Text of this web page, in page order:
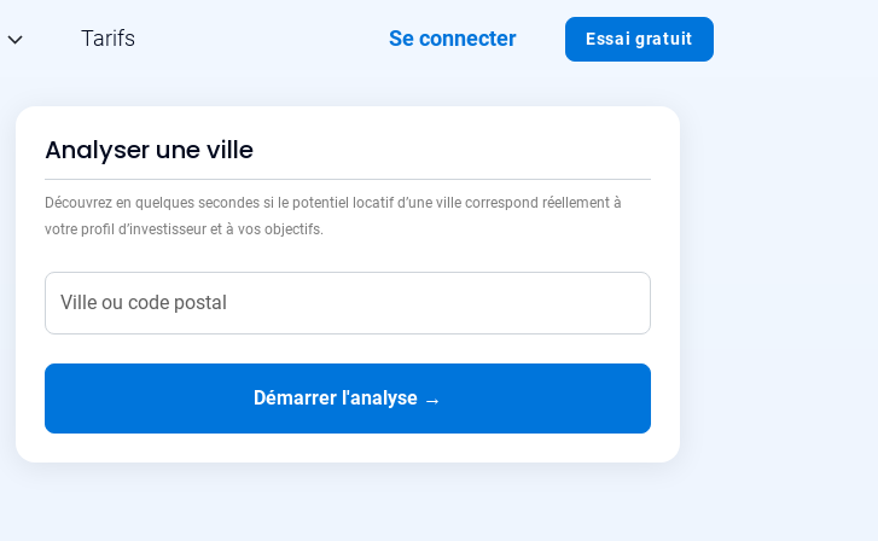
Essai gratuit
Tarifs Se connecter
Analyser une ville
Découvrez en quelques secondes si le potentiel locatif d’une ville correspond réellement à
votre profil d’investisseur et à vos objectifs.
Démarrer l'analyse →